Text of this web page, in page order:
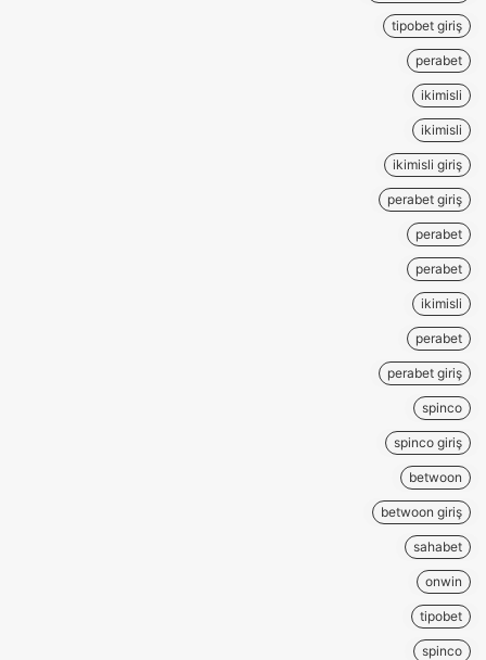
tipobet giriş
perabet
ikimisli
ikimisli
ikimisli giriş
perabet giriş
perabet
perabet
ikimisli
perabet
perabet giriş
spinco
spinco giriş
betwoon
betwoon giriş
sahabet
onwin
tipobet
spinco